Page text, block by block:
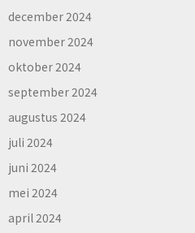
december 2024
november 2024
oktober 2024
september 2024
augustus 2024
juli 2024
juni 2024
mei 2024
april 2024